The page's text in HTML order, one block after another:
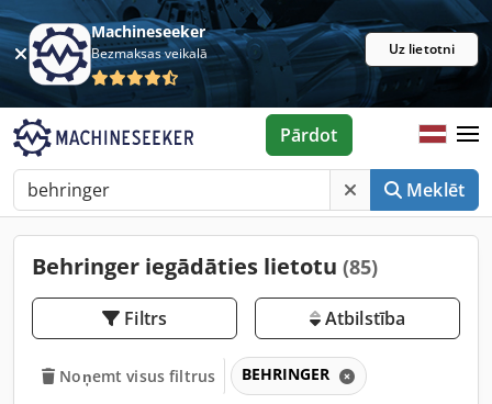
Machineseeker
Bezmaksas veikalā Uz lietotni
Meklēt
Pārdot
Behringer iegādāties lietotu (85)
Filtrs Atbilstība
Noņemt visus filtrus BEHRINGER